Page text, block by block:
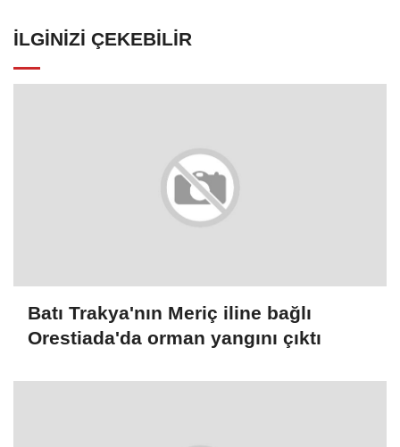
İLGINIZI ÇEKEBILIR
Batı Trakya'nın Meriç iline bağlı
Orestiada'da orman yangını çıktı